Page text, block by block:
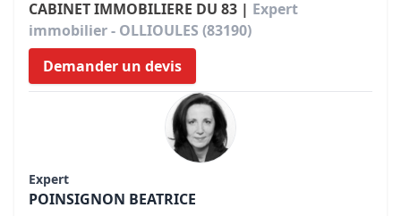
CABINET IMMOBILIERE DU 83 | Expert
immobilier - OLLIOULES (83190)
Demander un devis
Expert
POINSIGNON BEATRICE